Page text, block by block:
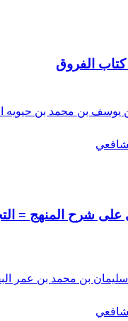
كتاب الفروق
بن يوسف بن محمد بن حيويه
شرح المنهج =
سليمان بن محمد بن عمر